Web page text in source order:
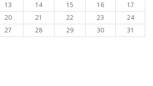
13 14 15 16
17
20 21 22 23
24
27 28 29 30 31